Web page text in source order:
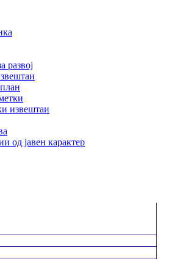
развој
извештаи
од јавен карактер